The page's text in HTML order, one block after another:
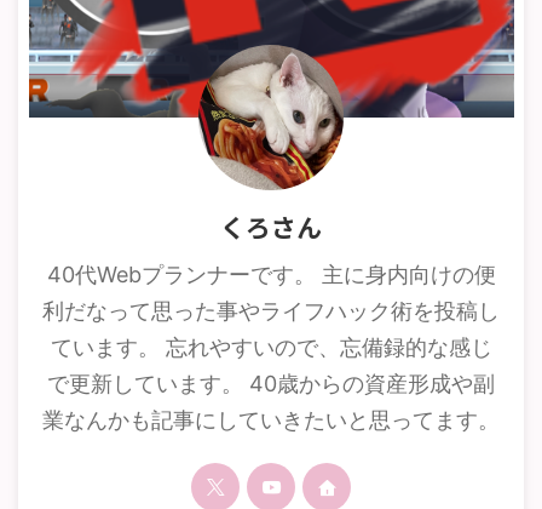
くろさん
40代Webプランナーです。 主に身内向けの便
利だなって思った事やライフハック術を投稿し
ています。 忘れやすいので、忘備録的な感じ
で更新しています。 40歳からの資産形成や副
業なんかも記事にしていきたいと思ってます。